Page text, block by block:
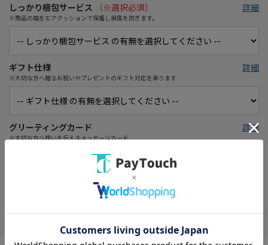
しっかり梱包サービス （※選択必須）
※商品の箱をエアクッションで保護し損傷を防ぎます。
詳細
ギフト仕様
※大切な方へ贈るお祝いやプレゼントのギフト対応を承ります
詳細
グリーティングカード
※大切な方へ想いを伝えるメッセージカード
詳細
在庫がありません